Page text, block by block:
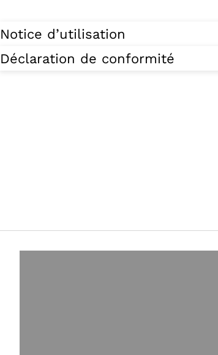
Notice d’utilisation
Déclaration de conformité